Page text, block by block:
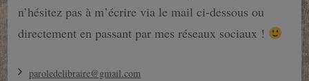
n’hésitez pas à m’écrire via le mail ci-dessous ou
directement en passant par mes réseaux sociaux !
paroledelibraire@gmail.com